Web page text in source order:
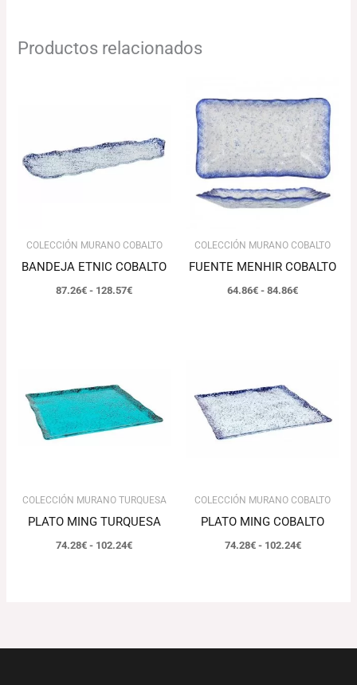
Productos relacionados
COLECCIÓN MURANO COBALTO
BANDEJA ETNIC COBALTO
87.26€ - 128.57€
87.26€
hasta
128.57€
COLECCIÓN MURANO COBALTO
FUENTE MENHIR COBALTO
64.86€ - 84.86€
de
precios:
desde
64.86€
hasta
84.86€
COLECCIÓN MURANO TURQUESA
PLATO MING TURQUESA
74.28€ - 102.24€
hasta
102.24€
COLECCIÓN MURANO COBALTO
PLATO MING COBALTO
74.28€ - 102.24€
hasta
102.24€